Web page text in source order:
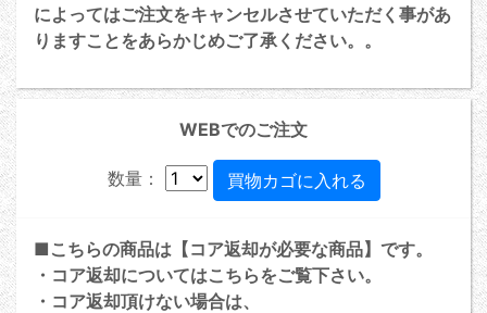
によってはご注文をキャンセルさせていただく事があ
りますことをあらかじめご了承ください。。
WEBでのご注文
数量：
■こちらの商品は【コア返却が必要な商品】です。
・コア返却についてはこちらをご覧下さい。
・コア返却頂けない場合は、